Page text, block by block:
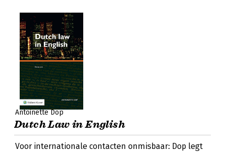
Antoinette Dop
Dutch Law in English
Voor internationale contacten onmisbaar: Dop legt